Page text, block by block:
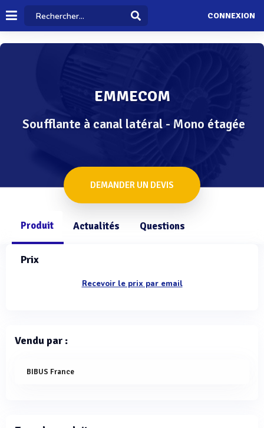
CONNEXION
EMMECOM
Soufflante à canal latéral - Mono étagée
DEMANDER UN DEVIS
Produit Actualités Questions
Prix
Recevoir le prix par email
Vendu par :
BIBUS France